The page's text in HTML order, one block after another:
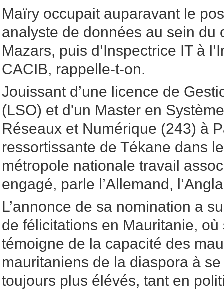
Maïry occupait auparavant le
analyste de données au sein du
Mazars, puis d’Inspectrice IT à
CACIB, rappelle-t-on.
Jouissant d’une licence de
(LSO) et d'un Master en
Réseaux et Numérique (243) à
ressortissante de Tékane dans
métropole nationale travail
engagé, parle l’Allemand,
L’annonce de sa nomination a
de félicitations en Mauritanie,
témoigne de la capacité des
mauritaniens de la diaspora à
toujours plus élévés, tant en